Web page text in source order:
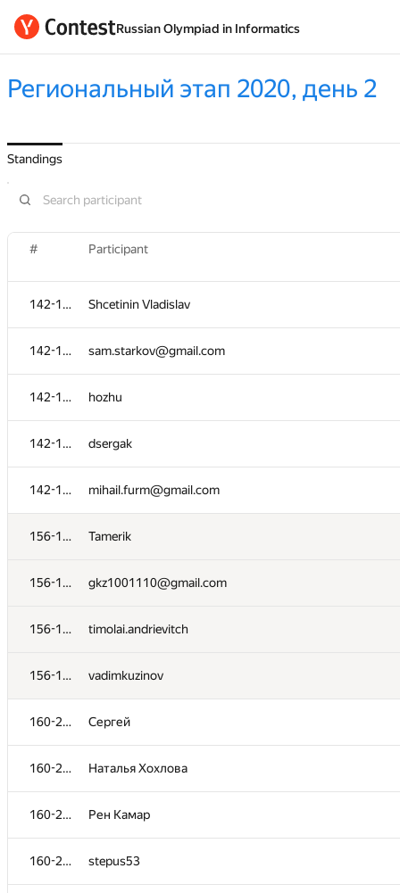
Russian Olympiad in Informatics
Региональный этап 2020, день 2
Standings
# Participant
142-155 Shcetinin Vladislav
142-155 sam.starkov@gmail.com
142-155 hozhu
142-155 dsergak
142-155 mihail.furm@gmail.com
156-159 Tamerik
156-159 gkz1001110@gmail.com
156-159 timolai.andrievitch
156-159 vadimkuzinov
160-269 Сергей
160-269 Наталья Хохлова
160-269 Рен Камар
160-269 stepus53